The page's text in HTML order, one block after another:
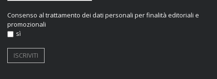
Consenso al trattamento dei dati personali per finalità editoriali e
promozionali
sì